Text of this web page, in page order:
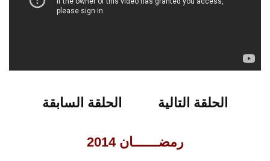
تابعو اخر ما نبث من مقالات متميزة على
الحلقة التالية الحلقة السابقة
رمضـــــــان 2014